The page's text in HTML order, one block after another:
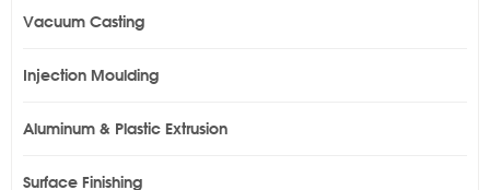
Vacuum Casting
Injection Moulding
Aluminum & Plastic Extrusion
Surface Finishing